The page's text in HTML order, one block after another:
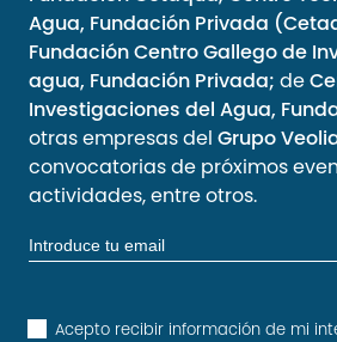
Agua, Fundación Privada
Fundación Centro Gallego de
agua, Fundación Privada; de
Investigaciones del Agua,
otras empresas del Grupo
convocatorias de próximos
actividades, entre otros.
Acepto recibir información de mi